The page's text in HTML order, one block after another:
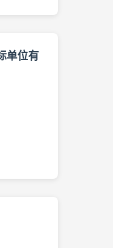
单位有